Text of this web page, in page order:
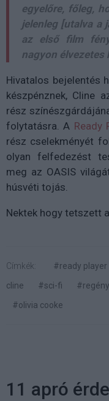
egyelőre, főleg,
jelenleg [utalva a
az első film
nagyon élvezetes
Hivatalos bejelentés
készpénznek, Cline
rész
folytatásra. A Ready
rész cselekményét
olyan felfedezést
meg az OASIS
húsvéti tojás.
Nektek hogy tetszett
Címkék: #ready player
cline
#sci-fi #regény
#olivia cooke
11 apró